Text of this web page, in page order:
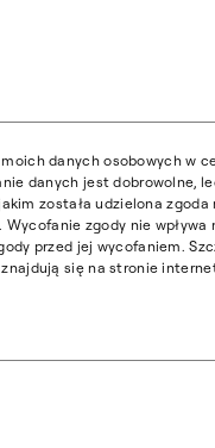
danych osobowych w
danych jest dobrowolne,
została udzielona
zgody nie
przed jej wycofaniem.
się na stronie